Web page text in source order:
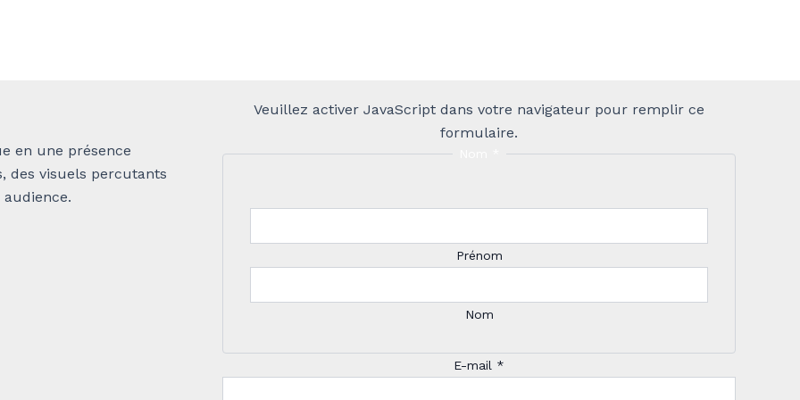
en une présence
des visuels percutants
Veuillez activer JavaScript dans votre navigateur pour remplir ce
formulaire.
Prénom
Nom
o
E-mail *